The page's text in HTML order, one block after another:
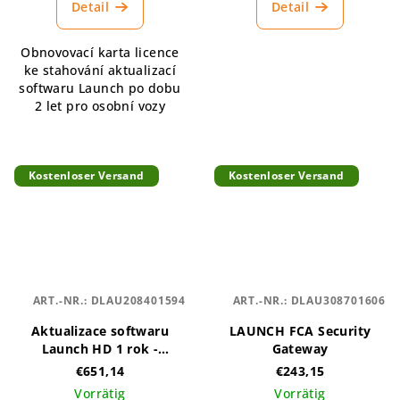
Detail
Obnovovací karta licence
ke stahování aktualizací
softwaru Launch po dobu
2 let pro osobní vozy
Detail
Kostenloser Versand
Aktualizace softwaru
Launch HD 1 rok -
renewal card
€651,14
Vorrätig
ART.-NR.: DLAU208401594
Kostenloser Versand
LAUNCH FCA Security
Gateway
€243,15
Vorrätig
ART.-NR.: DLAU308701606